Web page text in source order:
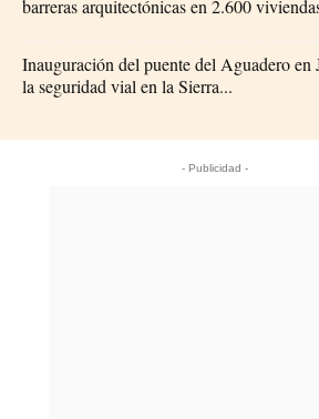
barreras arquitectónicas en 2.600
Inauguración del puente del Aguadero en
la seguridad vial en la Sierra...
- Publicidad -